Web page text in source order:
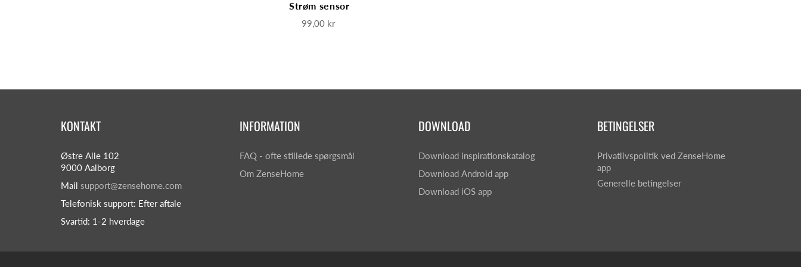
Strøm sensor
99,00 kr
KONTAKT
Østre Alle 102
9000 Aalborg
Mail support@zensehome.com
Telefonisk support: Efter aftale
Svartid: 1-2 hverdage
INFORMATION
FAQ - ofte stillede spørgsmål
Om ZenseHome
DOWNLOAD
Download inspirationskatalog
Download Android app
Download iOS app
BETINGELSER
Privatlivspolitik ved ZenseHome
app
Generelle betingelser